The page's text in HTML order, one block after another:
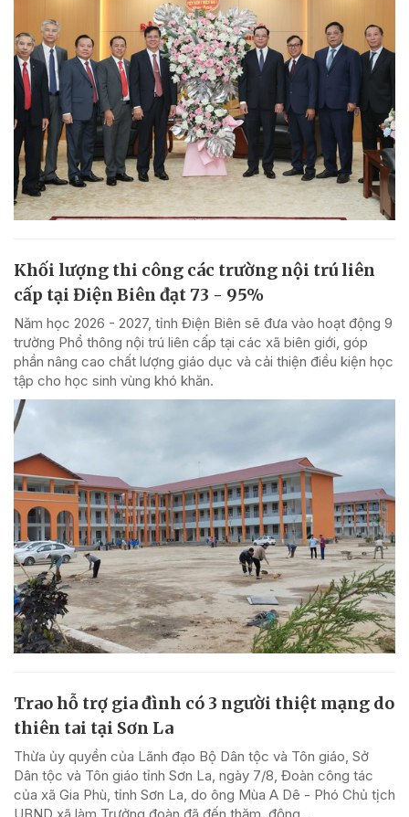
Khối lượng thi công các trường nội trú liên
cấp tại Điện Biên đạt 73 - 95%
Năm học 2026 - 2027, tỉnh Điện Biên sẽ đưa vào hoạt động 9
trường Phổ thông nội trú liên cấp tại các xã biên giới, góp
phần nâng cao chất lượng giáo dục và cải thiện điều kiện học
tập cho học sinh vùng khó khăn.
Trao hỗ trợ gia đình có 3 người thiệt mạng do
thiên tai tại Sơn La
Thừa ủy quyền của Lãnh đạo Bộ Dân tộc và Tôn giáo, Sở
Dân tộc và Tôn giáo tỉnh Sơn La, ngày 7/8, Đoàn công tác
của xã Gia Phù, tỉnh Sơn La, do ông Mùa A Dê - Phó Chủ tịch